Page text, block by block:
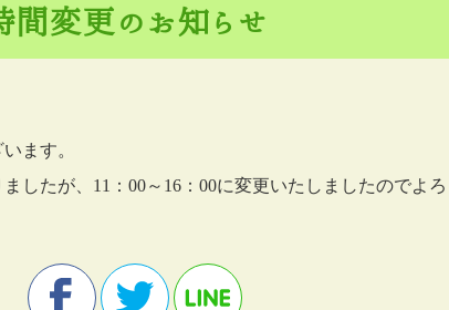
間変更のお知らせ
ます。
したが、11：00～16：00に変更いたしましたのでよ